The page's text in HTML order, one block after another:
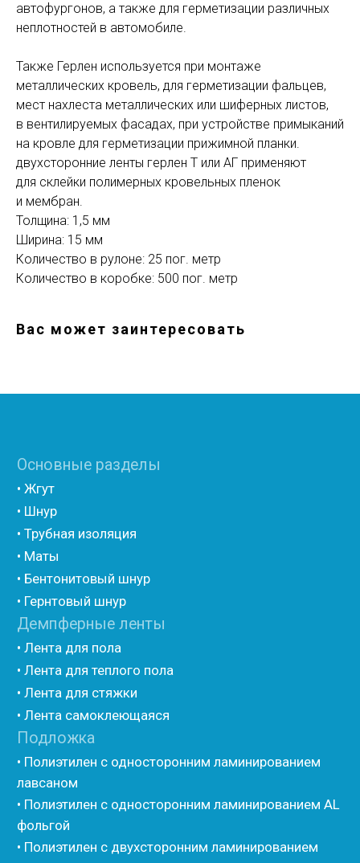
автофургонов, а также для герметизации различных
неплотностей в автомобиле.
Также Герлен используется при монтаже
металлических кровель, для герметизации фальцев,
мест нахлеста металлических или шиферных листов,
в вентилируемых фасадах, при устройстве примыканий
на кровле для герметизации прижимной планки.
двухсторонние ленты герлен Т или АГ применяют
для склейки полимерных кровельных пленок
и мембран.
Толщина: 1,5 мм
Ширина: 15 мм
Количество в рулоне: 25 пог. метр
Количество в коробке: 500 пог. метр
Вас может заинтересовать
Основные разделы
• Шнур
• Трубная изоляция
• Маты
• Бентонитовый шнур
• Гернтовый шнур
Демпферные ленты
• Лента самоклеющаяся
• Полиэтилен с односторонним ламинированием
лавсаном (теплый дом)
• Полиэтилен с двухсторонним ламинированием AL
фольгой
(самоклеющийся)
• Полиэтилен ламинированием AL фольгой
• Вспененный полиэтилен для упаковки НПЭ
• Вспененный полиэтилен рулонный НПЭ
• Подложка под ламинат НПЭ
Мастика и герметик
• Мастика для швов
• Герметик для швов
• Герметик «тёплый шов»
• Rustil
• Korall
• Oppa
Другие товары
• Гермит
• Пороизол
• Техническая изоляция Хотпайп
• Энергофлекс